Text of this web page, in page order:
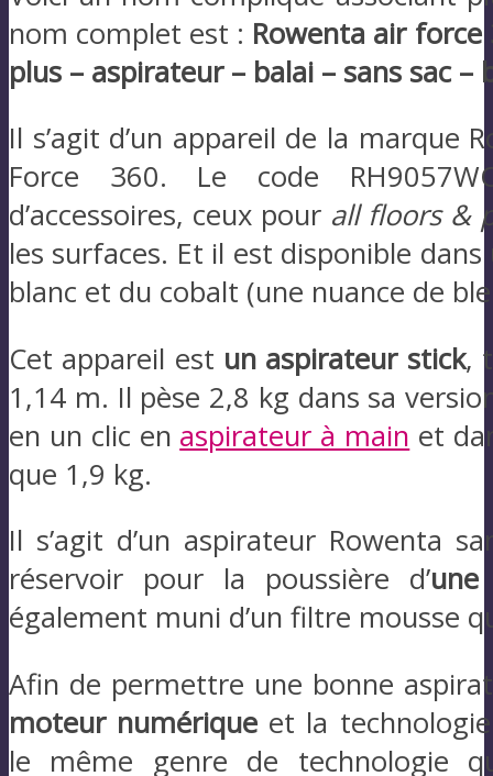
nom complet est : Rowenta air
plus – aspirateur – balai – sans sac –
Il s’agit d’un appareil de la marque
Force 360. Le code
d’accessoires, ceux pour all floors &
les surfaces. Et il est disponible
blanc et du cobalt (une nuance de
Cet appareil est un aspirateur stick,
1,14 m. Il pèse 2,8 kg dans sa
en un clic en aspirateur à main et
que 1,9 kg.
Il s’agit d’un aspirateur Rowenta
réservoir pour la poussière d’
également muni d’un filtre mousse
Afin de permettre une bonne
moteur numérique et la
le même genre de technologie